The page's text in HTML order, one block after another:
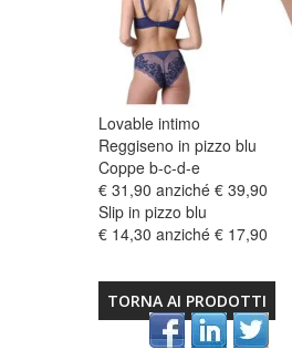
Lovable intimo
Reggiseno in pizzo blu
Coppe b-c-d-e
€ 31,90 anziché € 39,90
Slip in pizzo blu
€ 14,30 anziché € 17,90
TORNA AI PRODOTTI